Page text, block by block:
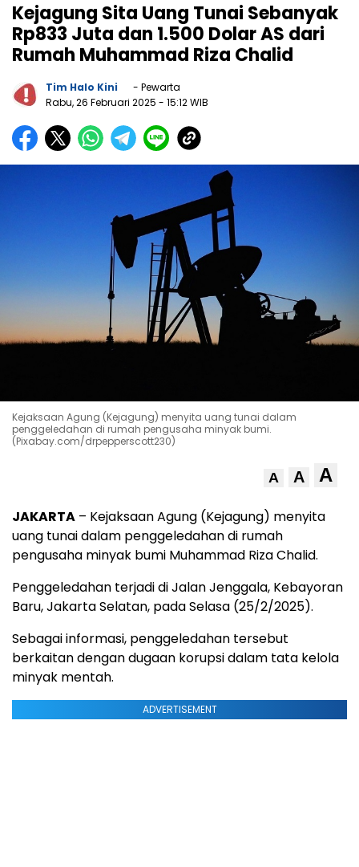
Kejagung Sita Uang Tunai Sebanyak
Rp833 Juta dan 1.500 Dolar AS dari
Rumah Muhammad Riza Chalid
Tim Halo Kini
- Pewarta
Rabu, 26 Februari 2025 - 15:12 WIB
Kejaksaan Agung (Kejagung) menyita uang tunai dalam
penggeledahan di rumah pengusaha minyak bumi.
(Pixabay.com/drpepperscott230)
A A A
JAKARTA – Kejaksaan Agung (Kejagung) menyita
uang tunai dalam penggeledahan di rumah
pengusaha minyak bumi Muhammad Riza Chalid.
Penggeledahan terjadi di Jalan Jenggala, Kebayoran
Baru, Jakarta Selatan, pada Selasa (25/2/2025).
Sebagai informasi, penggeledahan tersebut
berkaitan dengan dugaan korupsi dalam tata kelola
minyak mentah.
ADVERTISEMENT